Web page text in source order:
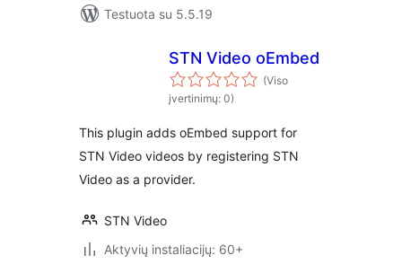
Testuota su 5.5.19
STN Video oEmbed
(Viso
įvertinimų: 0)
This plugin adds oEmbed support for
STN Video videos by registering STN
Video as a provider.
STN Video
Aktyvių instaliacijų: 60+